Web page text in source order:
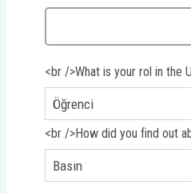
<br />What is your rol in the
<br />How did you find out